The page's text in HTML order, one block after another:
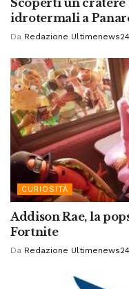
idrotermali a
Da Redazione
CURIOSITÀ
Addison Rae, la
Fortnite
Da Redazione